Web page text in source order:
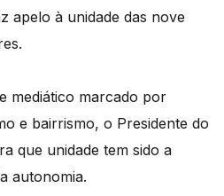
apelo à unidade das nove
mediático marcado por
e bairrismo, o Presidente do
que unidade tem sido a
autonomia.